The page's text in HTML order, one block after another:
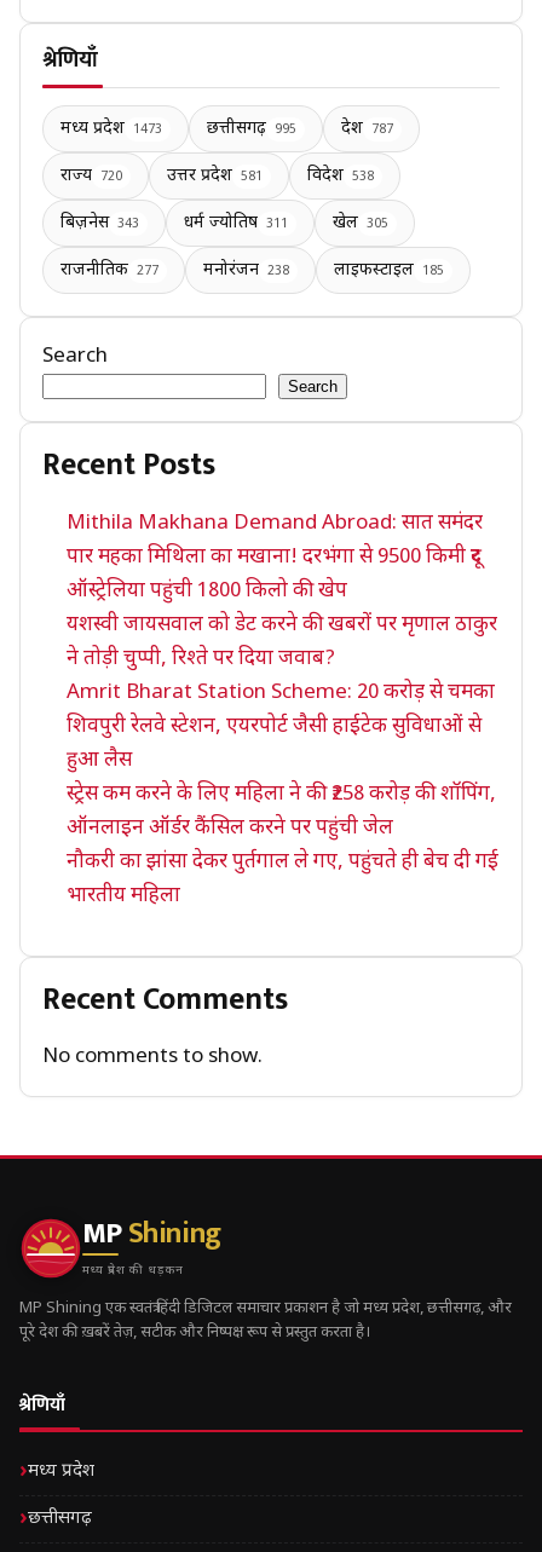
श्रेणियाँ
मध्य प्रदेश 1473 छत्तीसगढ़ 995 देश 787
राज्य 720 उत्तर प्रदेश 581 विदेश 538
बिज़नेस 343 धर्म ज्योतिष 311 खेल 305
राजनीतिक 277 मनोरंजन 238 लाइफस्टाइल 185
Search
Search
Recent Posts
Mithila Makhana Demand Abroad: सात समंदर
पार महका मिथिला का मखाना! दरभंगा से 9500 किमी दूर
ऑस्ट्रेलिया पहुंची 1800 किलो की खेप
यशस्वी जायसवाल को डेट करने की खबरों पर मृणाल ठाकुर
ने तोड़ी चुप्पी, रिश्ते पर दिया जवाब?
Amrit Bharat Station Scheme: 20 करोड़ से चमका
शिवपुरी रेलवे स्टेशन, एयरपोर्ट जैसी हाईटेक सुविधाओं से
हुआ लैस
स्ट्रेस कम करने के लिए महिला ने की ₹258 करोड़ की शॉपिंग,
ऑनलाइन ऑर्डर कैंसिल करने पर पहुंची जेल
नौकरी का झांसा देकर पुर्तगाल ले गए, पहुंचते ही बेच दी गई
भारतीय महिला
Recent Comments
No comments to show.
MPShining
मध्य प्रदेश की धड़कन
MP Shining एक स्वतंत्र हिंदी डिजिटल समाचार प्रकाशन है जो मध्य प्रदेश, छत्तीसगढ़, और
पूरे देश की ख़बरें तेज़, सटीक और निष्पक्ष रूप से प्रस्तुत करता है।
श्रेणियाँ
मध्य प्रदेश
छत्तीसगढ़